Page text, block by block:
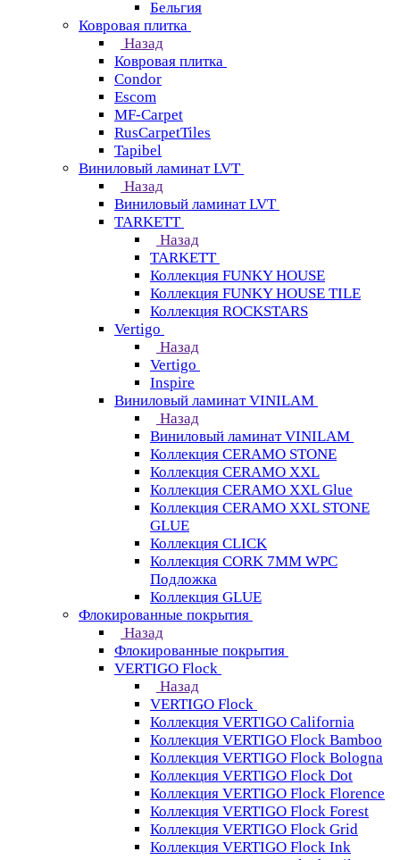
Бельгия
Ковровая плитка
Назад
Ковровая плитка
Condor
Escom
MF-Carpet
RusCarpetTiles
Tapibel
Виниловый ламинат LVT
Назад
Виниловый ламинат LVT
TARKETT
Назад
TARKETT
Коллекция FUNKY HOUSE
Коллекция FUNKY HOUSE TILE
Коллекция ROCKSTARS
Vertigo
Назад
Vertigo
Inspire
Виниловый ламинат VINILAM
Назад
Виниловый ламинат VINILAM
Коллекция CERAMO STONE
Коллекция CERAMO XXL
Коллекция CERAMO XXL Glue
Коллекция CERAMO XXL STONE
GLUE
Коллекция CLICK
Коллекция CORK 7MM WPC
Подложка
Коллекция GLUE
Флокированные покрытия
Назад
Флокированные покрытия
VERTIGO Flock
Назад
VERTIGO Flock
Коллекция VERTIGO California
Коллекция VERTIGO Flock Bamboo
Коллекция VERTIGO Flock Bologna
Коллекция VERTIGO Flock Dot
Коллекция VERTIGO Flock Florence
Коллекция VERTIGO Flock Forest
Коллекция VERTIGO Flock Grid
Коллекция VERTIGO Flock Ink